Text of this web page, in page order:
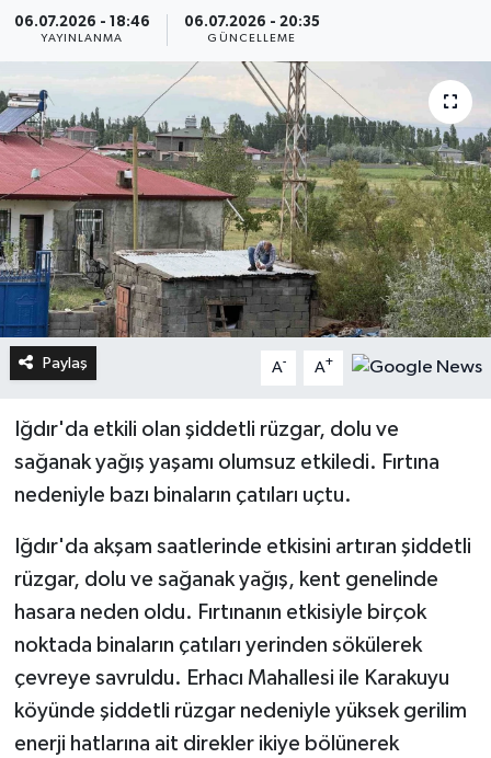
06.07.2026 - 18:46
YAYINLANMA
06.07.2026 - 20:35
GÜNCELLEME
Paylaş A- A+
Iğdır'da etkili olan şiddetli rüzgar, dolu ve
sağanak yağış yaşamı olumsuz etkiledi. Fırtına
nedeniyle bazı binaların çatıları uçtu.
Iğdır'da akşam saatlerinde etkisini artıran şiddetli
rüzgar, dolu ve sağanak yağış, kent genelinde
hasara neden oldu. Fırtınanın etkisiyle birçok
noktada binaların çatıları yerinden sökülerek
çevreye savruldu. Erhacı Mahallesi ile Karakuyu
köyünde şiddetli rüzgar nedeniyle yüksek gerilim
enerji hatlarına ait direkler ikiye bölünerek
Haber Arşivi